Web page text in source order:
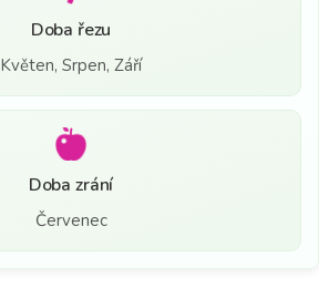
Doba řezu
Květen, Srpen, Září
Doba zrání
Červenec